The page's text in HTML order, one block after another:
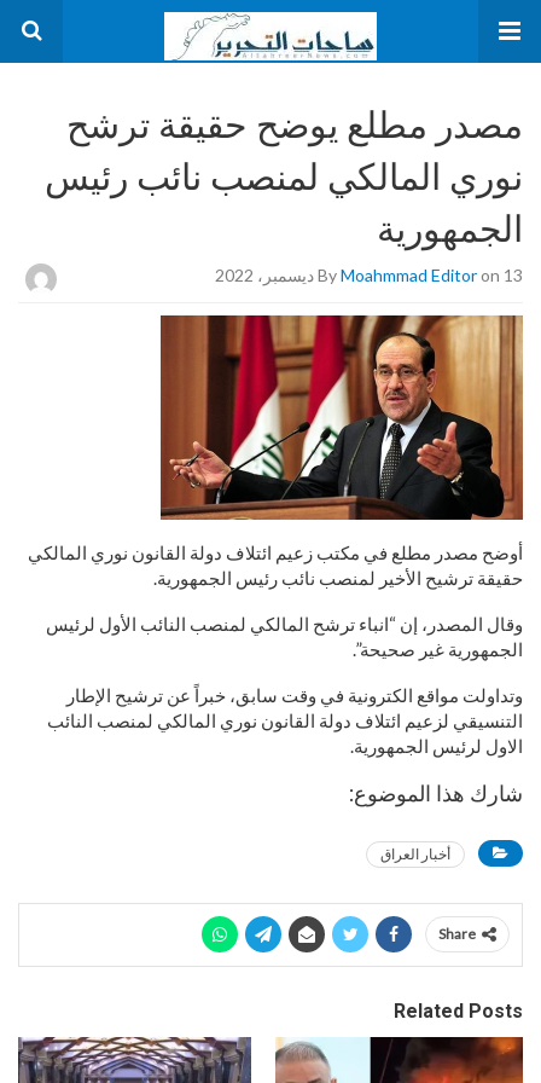
مصدر مطلع يوضح حقيقة ترشح
نوري المالكي لمنصب نائب رئيس
الجمهورية
ByMoahmmad Editoron 13 ديسمبر، 2022
أوضح مصدر مطلع في مكتب زعيم ائتلاف دولة القانون نوري المالكي
حقيقة ترشيح الأخير لمنصب نائب رئيس الجمهورية.
وقال المصدر، إن “انباء ترشح المالكي لمنصب النائب الأول لرئيس
الجمهورية غير صحيحة”.
وتداولت مواقع الكترونية في وقت سابق، خبراً عن ترشيح الإطار
التنسيقي لزعيم ائتلاف دولة القانون نوري المالكي لمنصب النائب
الاول لرئيس الجمهورية.
شارك هذا الموضوع:
أخبار العراق
Share
Related Posts